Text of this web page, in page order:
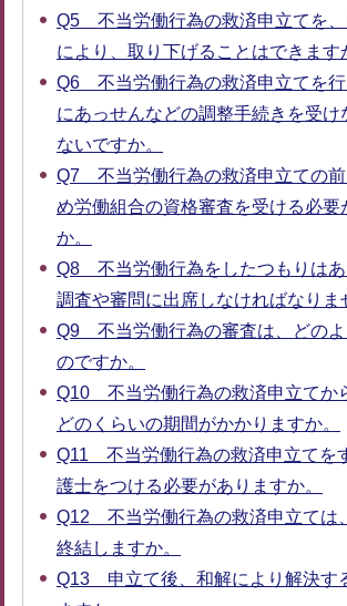
Q5 不当労働行為の救済申立てを
により、取り下げることはできます
Q6 不当労働行為の救済申立てを
にあっせんなどの調整手続きを受け
ないですか。
Q7 不当労働行為の救済申立ての前
め労働組合の資格審査を受ける必要
か。
Q8 不当労働行為をしたつもりはあ
調査や審問に出席しなければなりま
Q9 不当労働行為の審査は、どのよ
のですか。
Q10 不当労働行為の救済申立てか
どのくらいの期間がかかりますか。
Q11 不当労働行為の救済申立てを
護士をつける必要がありますか。
Q12 不当労働行為の救済申立ては
終結しますか。
Q13 申立て後、和解により解決す